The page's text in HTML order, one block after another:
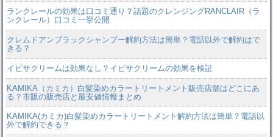
ランクレールの効果は口コミ通り？話題のクレンジングRANCLAIR（ラ
ンクレール）口コミ一挙公開
クレムドアンブラックシャンプー解約方法は簡単？電話以外で解約はで
きる？
イビサクリームは効果なし？イビサクリームの効果を検証
KAMIKA（カミカ）白髪染めカラートリートメント販売店舗はどこにあ
る？市販の販売店と最安値情報まとめ
KAMIKA(カミカ)白髪染めカラートリートメント解約方法は簡単？電話以
外で解約できる？